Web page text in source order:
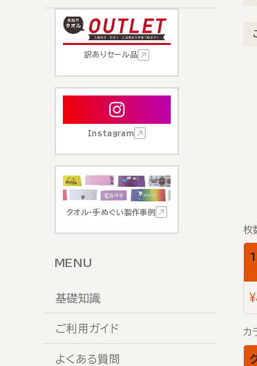
訳ありセール品
Instagram
タオル・手ぬぐい製作事例
MENU
基礎知識
ご利用ガイド
よくある質問
枚
¥
カ